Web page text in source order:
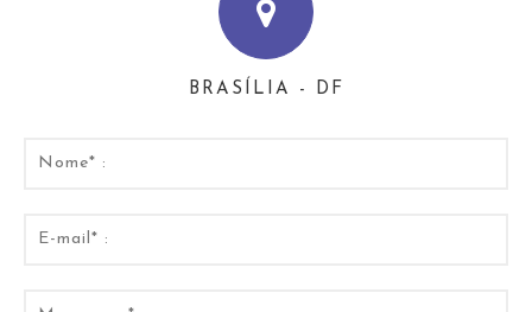
BRASÍLIA - DF